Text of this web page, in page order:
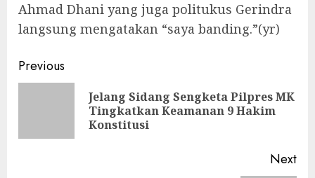
Ahmad Dhani yang juga politukus Gerindra
langsung mengatakan “saya banding.”(yr)
Continue
Reading
Previous
Jelang Sidang Sengketa Pilpres MK
Tingkatkan Keamanan 9 Hakim
Konstitusi
Next